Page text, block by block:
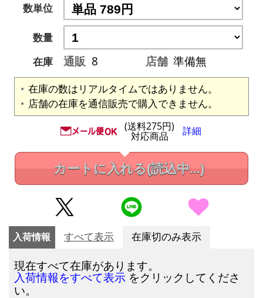
数単位
数量
在庫
通販 8 店舗 準備無
在庫の数はリアルタイムではありません。
店舗の在庫を通信販売で購入できません。
(送料275円)
対応商品 詳細
カートに入れる(読込中...)
入荷情報 すべて表示 在庫切のみ表示
現在すべて在庫があります。
入荷情報をすべて表示 をクリックしてくださ
い。